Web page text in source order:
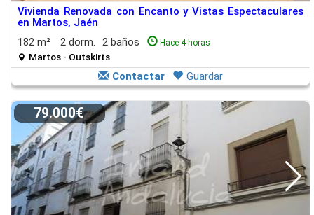
Vivienda Renovada con Encanto y Vistas Espectaculares
en Martos, Jaén
182 m²
2 dorm. 2 baños Hace 4 horas
Martos - Outskirts
Contactar Guardar
79.000€